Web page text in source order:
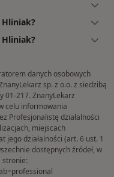
Hliniak?
danych osobowych
sp. z o.o. z siedzibą
01-217. ZnanyLekarz
celu informowania
Profesjonalistę działalności
miejscach
jego działalności (art. 6 ust. 1
dostępnych źródeł, w
stronie: